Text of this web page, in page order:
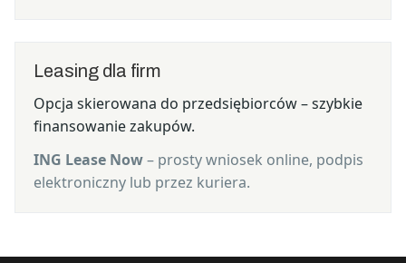
Leasing dla firm
Opcja skierowana do przedsiębiorców – szybkie
finansowanie zakupów.
ING Lease Now– prosty wniosek online, podpis
elektroniczny lub przez kuriera.